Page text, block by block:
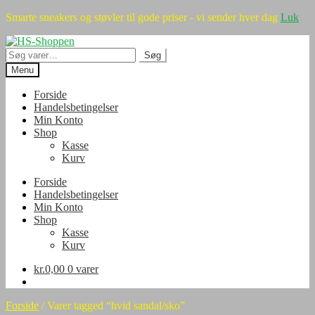
Smarte sneakers og støvler til gode priser - vi sender hver dag Luk
Spring
til
navigation
Spring
til
indhold
Søg
efter:
Søg
Menu
Forside
Handelsbetingelser
Min Konto
Shop
Kasse
Kurv
Forside
Handelsbetingelser
Min Konto
Shop
Kasse
Kurv
kr.0,00 0 varer
Forside /Varer tagged “hvid sandal/sko”